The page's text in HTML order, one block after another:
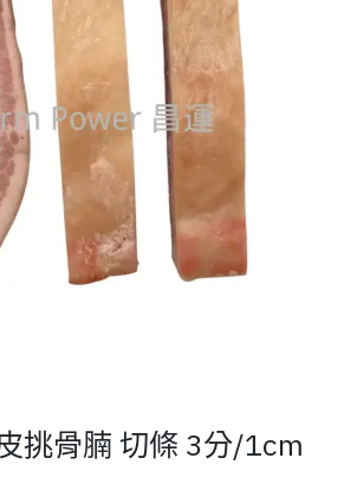
挑骨腩 切條 3分/1cm